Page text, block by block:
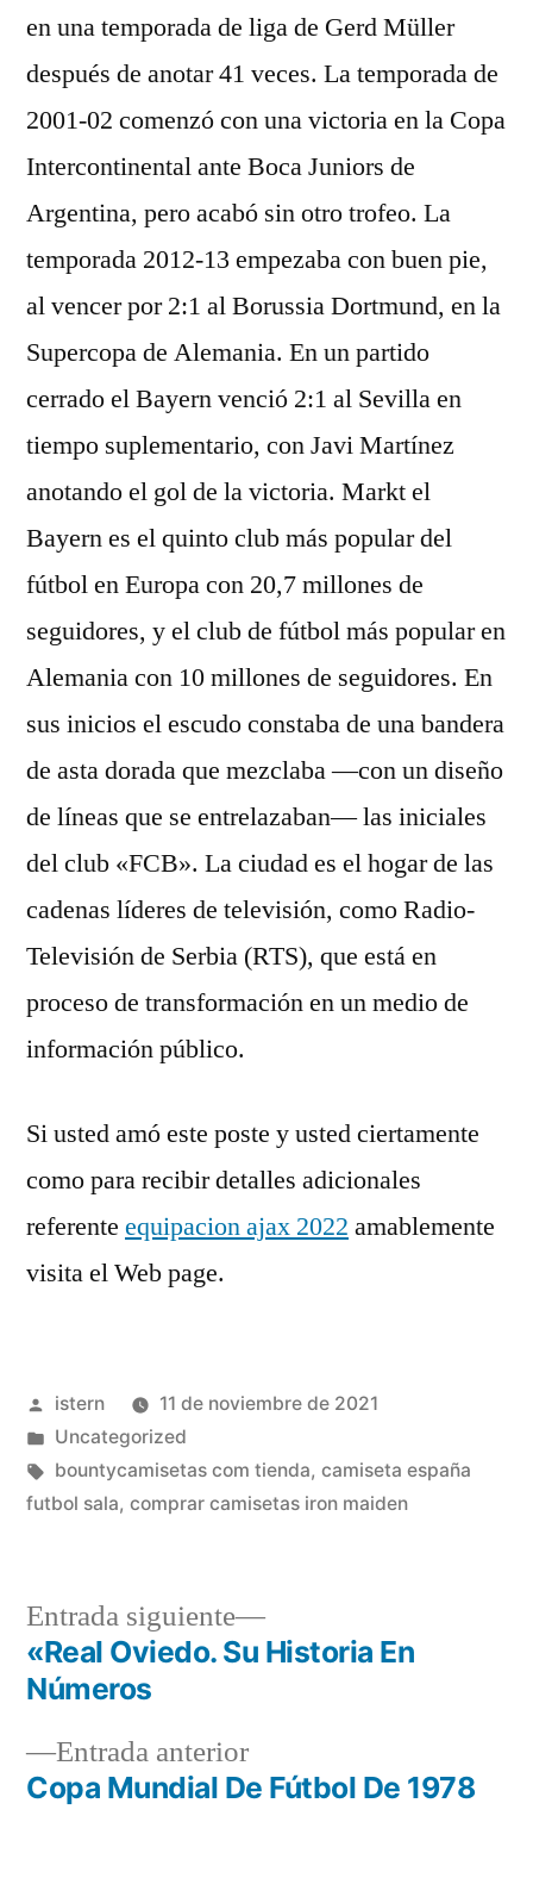
en una temporada de liga de Gerd Müller
después de anotar 41 veces. La temporada de
2001-02 comenzó con una victoria en la Copa
Intercontinental ante Boca Juniors de
Argentina, pero acabó sin otro trofeo. La
temporada 2012-13 empezaba con buen pie,
al vencer por 2:1 al Borussia Dortmund, en la
Supercopa de Alemania. En un partido
cerrado el Bayern venció 2:1 al Sevilla en
tiempo suplementario, con Javi Martínez
anotando el gol de la victoria. Markt el
Bayern es el quinto club más popular del
fútbol en Europa con 20,7 millones de
seguidores, y el club de fútbol más popular en
Alemania con 10 millones de seguidores. En
sus inicios el escudo constaba de una bandera
de asta dorada que mezclaba —con un diseño
de líneas que se entrelazaban— las iniciales
del club «FCB». La ciudad es el hogar de las
cadenas líderes de televisión, como Radio-
Televisión de Serbia (RTS), que está en
proceso de transformación en un medio de
información público.
Si usted amó este poste y usted ciertamente
como para recibir detalles adicionales
referente equipacion ajax 2022 amablemente
visita el Web page.
Publicado
por
istern
11 de noviembre de 2021
Publicado
en
Uncategorized
Etiquetas:
bountycamisetas com tienda, camiseta españa
futbol sala, comprar camisetas iron maiden
Navegación
entradas
Entrada anteriorEntrada
anterior:
Copa Mundial De Fútbol De 1978
Entrada siguiente
Entrada
siguiente:
«Real Oviedo. Su Historia En
Números